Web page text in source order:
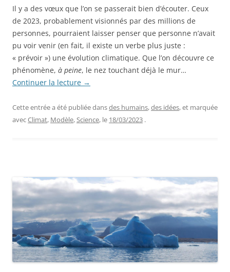
Il y a des vœux que l’on se passerait bien d’écouter. Ceux
de 2023, probablement visionnés par des millions de
personnes, pourraient laisser penser que personne n’avait
pu voir venir (en fait, il existe un verbe plus juste :
« prévoir ») une évolution climatique. Que l’on découvre ce
phénomène, à peine, le nez touchant déjà le mur…
Continuer la lecture →
Cette entrée a été publiée dansdes humains,des idées, et marquée
avecClimat, Modèle,Science, le 18/03/2023 .